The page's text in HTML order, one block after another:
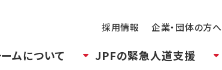
採用情報 企業・団体の方へ
ームについて JPFの緊急人道支援